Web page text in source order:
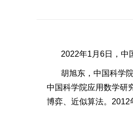
2022年1 月 6日，中
胡旭东，中国科学
中国科学院应用数学研
博弈、近似算法。 2012